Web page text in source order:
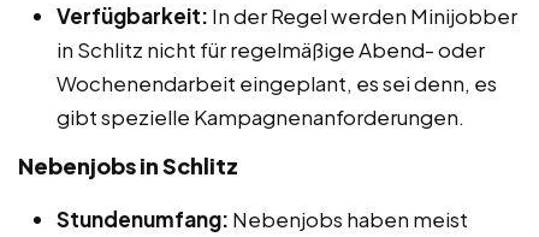
Verfügbarkeit: In der Regel werden Minijobber
in Schlitz nicht für regelmäßige Abend- oder
Wochenendarbeit eingeplant, es sei denn, es
gibt spezielle Kampagnenanforderungen.
Nebenjobs in Schlitz
Stundenumfang: Nebenjobs haben meist